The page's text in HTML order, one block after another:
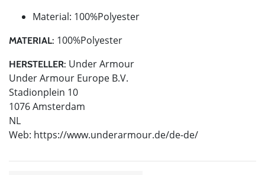
Material: 100%Polyester
MATERIAL: 100%Polyester
HERSTELLER: Under Armour
Under Armour Europe B.V.
Stadionplein 10
1076 Amsterdam
NL
Web: https://www.underarmour.de/de-de/